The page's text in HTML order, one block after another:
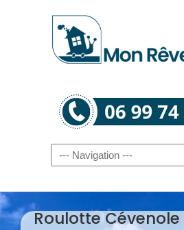
Navigation
Roulotte Cévenole